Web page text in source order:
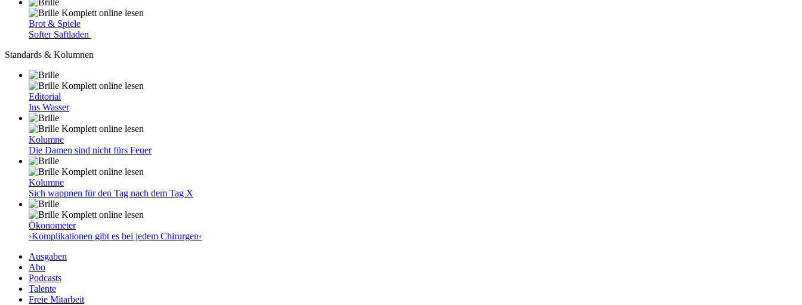
Komplett online lesen
Brot & Spiele
Softer Saftladen
Standards & Kolumnen
Komplett online lesen
Editorial
Ins Wasser
Komplett online lesen
Kolumne
Die Damen sind nicht fürs Feuer
Komplett online lesen
Kolumne
Sich wappnen für den Tag nach dem Tag X
Komplett online lesen
Ökonometer
›Komplikationen gibt es bei jedem Chirurgen‹
Ausgaben
Abo
Podcasts
Talente
Freie Mitarbeit